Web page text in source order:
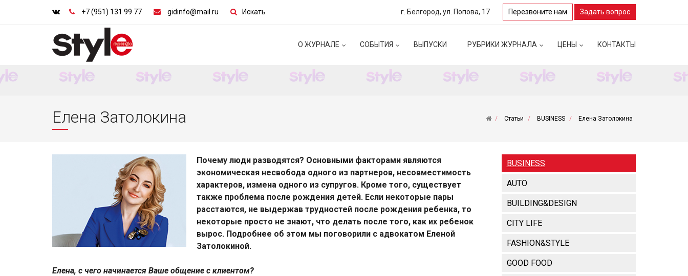
+7 (951) 131 99 77 gidinfo@mail.ru Искать г. Белгород, ул. Попова, 17 Перезвоните нам Задать вопрос
О ЖУРНАЛЕ СОБЫТИЯ ВЫПУСКИ РУБРИКИ ЖУРНАЛА ЦЕНЫ КОНТАКТЫ
Елена Затолокина Статьи BUSINESS Елена Затолокина
Почему люди разводятся? Основными факторами являются
экономическая несвобода одного из партнеров, несовместимость
характеров, измена одного из супругов. Кроме того, существует
также проблема после рождения детей. Если некоторые пары
расстаются, не выдержав трудностей после рождения ребенка, то
некоторые просто не знают, что делать после того, как их ребенок
вырос. Подробнее об этом мы поговорили с адвокатом Еленой
Затолокиной.
Елена, с чего начинается Ваше общение с клиентом?
BUSINESS
AUTO
BUILDING&DESIGN
CITY LIFE
FASHION&STYLE
GOOD FOOD